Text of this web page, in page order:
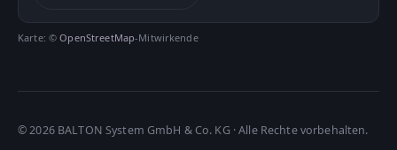
Karte: ©OpenStreetMap-Mitwirkende
©2026BALTON System GmbH & Co. KG · Alle Rechte vorbehalten.